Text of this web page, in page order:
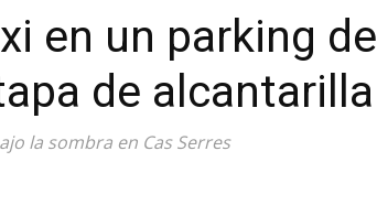
en un parking de
de alcantarilla
la sombra en Cas Serres